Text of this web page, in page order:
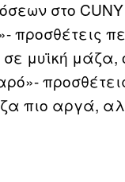
στο
προσθέτεις
σε μυϊκή
πιο αργά,